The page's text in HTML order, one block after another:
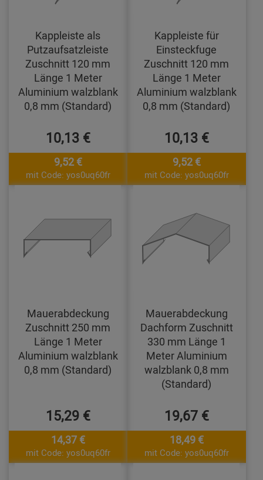
Kappleiste als
Putzaufsatzleiste
Zuschnitt 120 mm
Länge 1 Meter
Aluminium walzblank
0,8 mm (Standard)
10,13 €
9,52 €
mit Code: yos0uq60fr
Kappleiste für
Einsteckfuge
Zuschnitt 120 mm
Länge 1 Meter
Aluminium walzblank
0,8 mm (Standard)
10,13 €
9,52 €
mit Code: yos0uq60fr
Mauerabdeckung
Zuschnitt 250 mm
Länge 1 Meter
Aluminium walzblank
0,8 mm (Standard)
15,29 €
14,37 €
mit Code: yos0uq60fr
Mauerabdeckung
Dachform Zuschnitt
330 mm Länge 1
Meter Aluminium
walzblank 0,8 mm
(Standard)
19,67 €
18,49 €
mit Code: yos0uq60fr